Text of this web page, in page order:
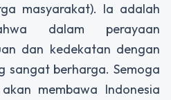
masyarakat). Ia adalah
dalam perayaan
dan kedekatan dengan
sangat berharga. Semoga
membawa Indonesia